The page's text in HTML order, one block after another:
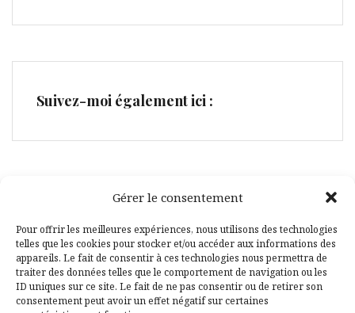
Gérer le consentement
Pour offrir les meilleures expériences, nous utilisons des technologies
telles que les cookies pour stocker et/ou accéder aux informations des
appareils. Le fait de consentir à ces technologies nous permettra de
traiter des données telles que le comportement de navigation ou les
ID uniques sur ce site. Le fait de ne pas consentir ou de retirer son
consentement peut avoir un effet négatif sur certaines
Suivez-moi également ici :
Facebook
Pinterest